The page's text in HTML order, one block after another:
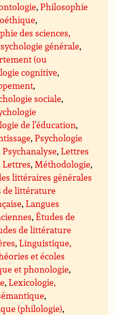
,Philosophie
,
des sciences,
générale,
(ou
cognitive,
,
sociale,
de l’éducation,
,Psychologie
Psychanalyse,Lettres
Lettres, Méthodologie,
littéraires générales
de littérature
,Langues
,Études de
de littérature
,Linguistique,
et écoles
et phonologie,
,Lexicologie,
,
(philologie),